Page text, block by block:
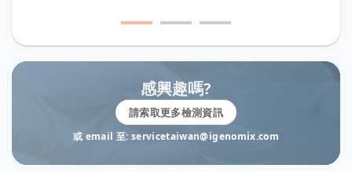
感興趣嗎?
請索取更多檢測資訊
或 email 至: servicetaiwan@igenomix.com